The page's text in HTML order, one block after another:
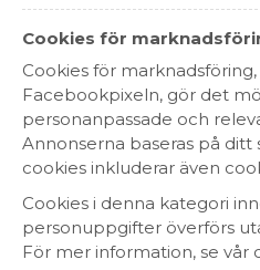
Cookies för
Cookies för
Facebookpixeln, gör det
personanpassade och
Annonserna baseras på ditt
cookies inkluderar även
Cookies i denna kategori
personuppgifter överförs
För mer information, se vår